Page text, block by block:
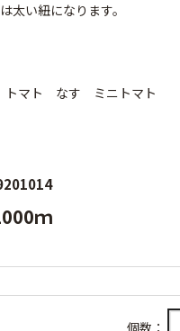
い紐になります。
マト なす ミニトマト
ｍ